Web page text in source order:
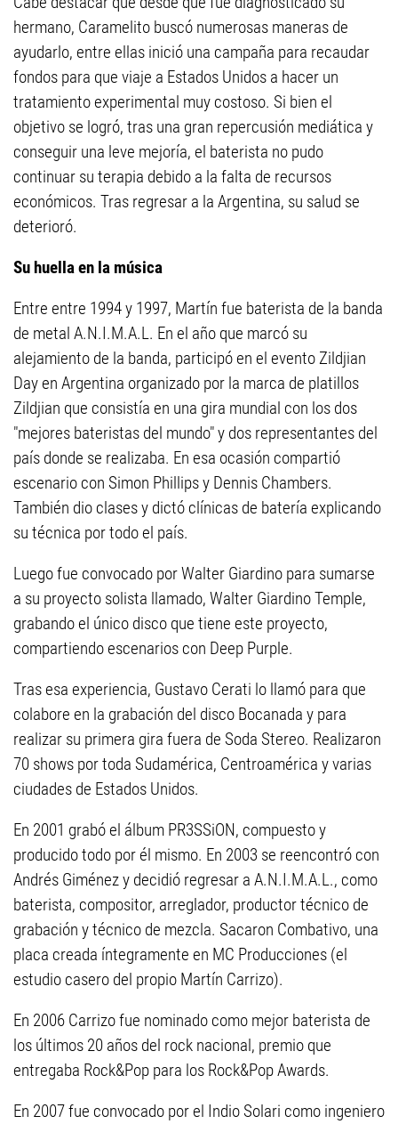
hermano, Caramelito buscó numerosas maneras de
ayudarlo, entre ellas inició una campaña para recaudar
fondos para que viaje a Estados Unidos a hacer un
tratamiento experimental muy costoso. Si bien el
objetivo se logró, tras una gran repercusión mediática y
conseguir una leve mejoría, el baterista no pudo
continuar su terapia debido a la falta de recursos
económicos. Tras regresar a la Argentina, su salud se
deterioró.
Su huella en la música
Entre entre 1994 y 1997, Martín fue baterista de la banda
de metal A.N.I.M.A.L. En el año que marcó su
alejamiento de la banda, participó en el evento Zildjian
Day en Argentina organizado por la marca de platillos
Zildjian que consistía en una gira mundial con los dos
"mejores bateristas del mundo" y dos representantes del
país donde se realizaba. En esa ocasión compartió
escenario con Simon Phillips y Dennis Chambers.
También dio clases y dictó clínicas de batería explicando
su técnica por todo el país.
Luego fue convocado por Walter Giardino para sumarse
a su proyecto solista llamado, Walter Giardino Temple,
grabando el único disco que tiene este proyecto,
compartiendo escenarios con Deep Purple.
Tras esa experiencia, Gustavo Cerati lo llamó para que
colabore en la grabación del disco Bocanada y para
realizar su primera gira fuera de Soda Stereo. Realizaron
70 shows por toda Sudamérica, Centroamérica y varias
ciudades de Estados Unidos.
En 2001 grabó el álbum PR3SSiON, compuesto y
producido todo por él mismo. En 2003 se reencontró con
Andrés Giménez y decidió regresar a A.N.I.M.A.L., como
baterista, compositor, arreglador, productor técnico de
grabación y técnico de mezcla. Sacaron Combativo, una
placa creada íntegramente en MC Producciones (el
estudio casero del propio Martín Carrizo).
En 2006 Carrizo fue nominado como mejor baterista de
los últimos 20 años del rock nacional, premio que
entregaba Rock&Pop para los Rock&Pop Awards.
En 2007 fue convocado por el Indio Solari como ingeniero